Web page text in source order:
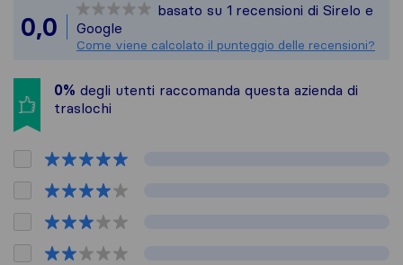
Tutte le recensioni
0,0
basato su 1 recensioni di Sirelo e
Google
Come viene calcolato il punteggio delle recensioni?
0% degli utenti raccomanda questa azienda di
traslochi